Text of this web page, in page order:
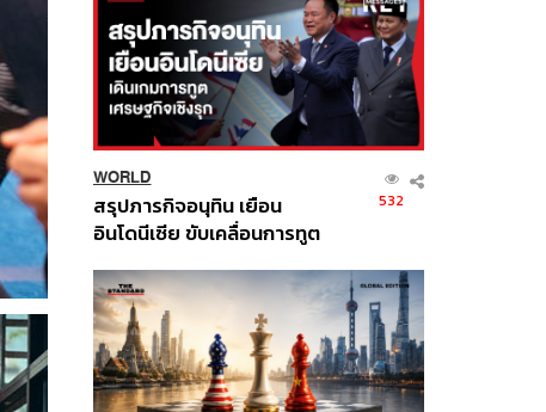
WORLD
สรุปภารกิจอนุทิน เยือน
อินโดนีเซีย ขับเคลื่อนการทูต
ส่วนยุทธศาสตร์ไทย –
อินโดนีเซีย
532